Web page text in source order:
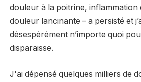
douleur à la poitrine, inflammation
douleur lancinante – a persisté et
désespérément n’importe quoi
disparaisse.
J'ai dépensé quelques milliers de